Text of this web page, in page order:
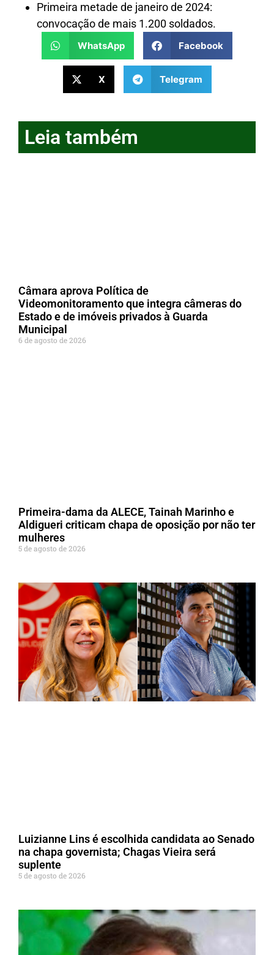
Primeira metade de janeiro de 2024:
convocação de mais 1.200 soldados.
WhatsApp Facebook
X Telegram
Leia também
Câmara aprova Política de
Videomonitoramento que integra câmeras do
Estado e de imóveis privados à Guarda
Municipal
6 de agosto de 2026
Primeira-dama da ALECE, Tainah Marinho e
Aldigueri criticam chapa de oposição por não ter
mulheres
5 de agosto de 2026
Luizianne Lins é escolhida candidata ao Senado
na chapa governista; Chagas Vieira será
suplente
5 de agosto de 2026